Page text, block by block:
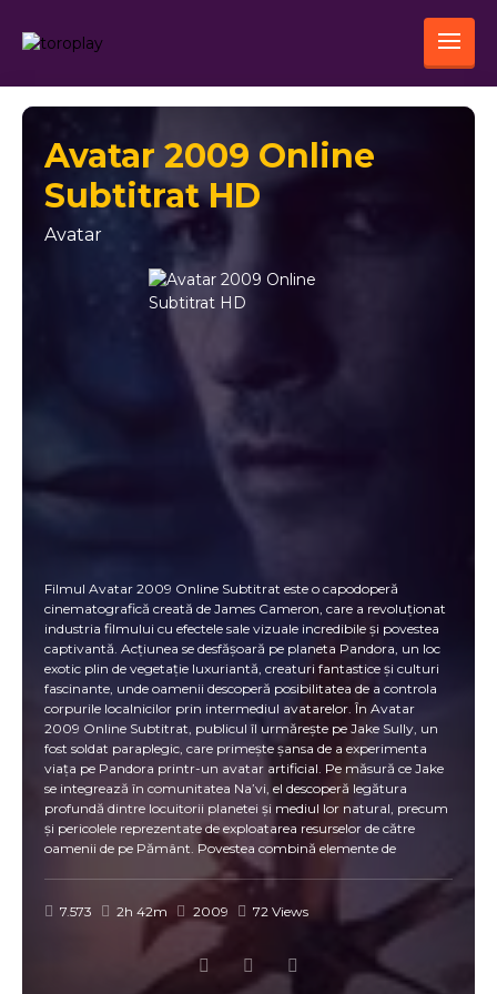
Avatar 2009 Online
Subtitrat HD
Avatar
Filmul Avatar 2009 Online Subtitrat este o capodoperă
cinematografică creată de James Cameron, care a revoluționat
industria filmului cu efectele sale vizuale incredibile și povestea
captivantă. Acțiunea se desfășoară pe planeta Pandora, un loc
exotic plin de vegetație luxuriantă, creaturi fantastice și culturi
fascinante, unde oamenii descoperă posibilitatea de a controla
corpurile localnicilor prin intermediul avatarelor. În Avatar
2009 Online Subtitrat, publicul îl urmărește pe Jake Sully, un
fost soldat paraplegic, care primește șansa de a experimenta
viața pe Pandora printr-un avatar artificial. Pe măsură ce Jake
se integrează în comunitatea Na’vi, el descoperă legătura
profundă dintre locuitorii planetei și mediul lor natural, precum
și pericolele reprezentate de exploatarea resurselor de către
oamenii de pe Pământ. Povestea combină elemente de
aventură, acțiune, dragoste și reflecție ecologică, oferind o
experiență cinematografică completă. Unul dintre principalele
motive pentru care Avatar 2009 Online Subtitrat este atât de
apreciat este atenția la detalii în designul lumii Pandora, efectele
vizuale revoluționare și tehnologia 3D inovatoare care face ca
filmul să fie captivant atât pentru copii, cât și pentru adulți.
Publicul poate urmări fiecare scenă cu claritate și se poate
7.573 2h 42m 2009 72 Views